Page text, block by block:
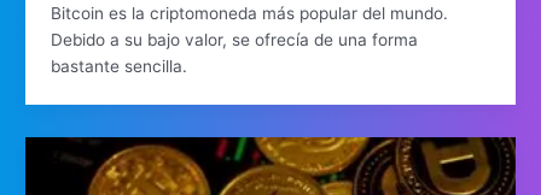
Bitcoin es la criptomoneda más popular del mundo.
Debido a su bajo valor, se ofrecía de una forma
bastante sencilla.